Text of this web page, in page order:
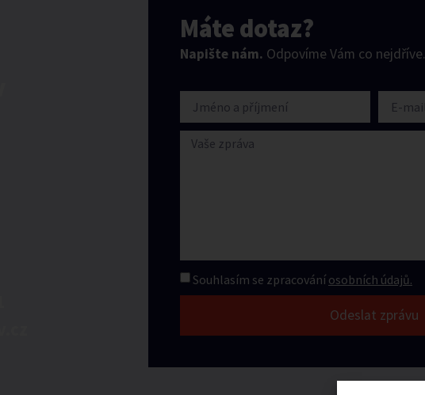
Máte dotaz?
Napište nám. Odpovíme Vám co nejdříve.
Souhlasím se zpracování osobních údajů.
Odeslat zprávu